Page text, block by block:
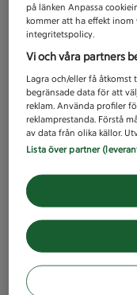
på länken Anpassa
kommer att ha effekt
integritetspolicy.
Vi och våra partners
Lagra och/eller få
begränsade data för att
reklam. Använda profiler
reklamprestanda. Förstå
av data från olika källor.
Lista över partner